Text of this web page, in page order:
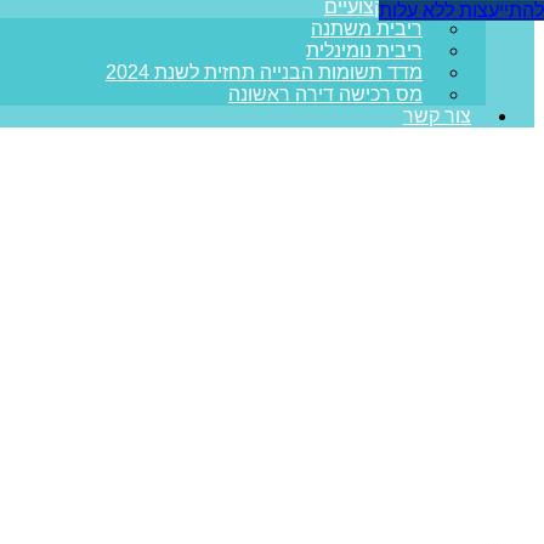
להתייעצות ללא עלות
מדריכים מקצועיים
ריבית משתנה
ריבית נומינלית
מדד תשומות הבנייה תחזית לשנת 2024
מס רכישה דירה ראשונה
צור קשר